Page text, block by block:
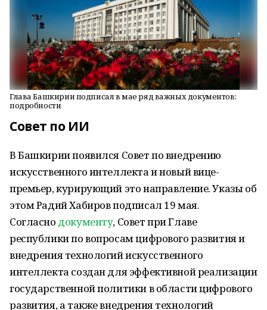
Глава Башкирии подписал в мае ряд важных документов:
подробности
Совет по ИИ
В Башкирии появился Совет по внедрению
искусственного интеллекта и новый вице-
премьер, курирующий это направление. Указы об
этом Радий Хабиров подписал 19 мая.
Согласно документу, Совет при Главе
республики по вопросам цифрового развития и
внедрения технологий искусственного
интеллекта создан для эффективной реализации
государственной политики в области цифрового
развития, а также внедрения технологий